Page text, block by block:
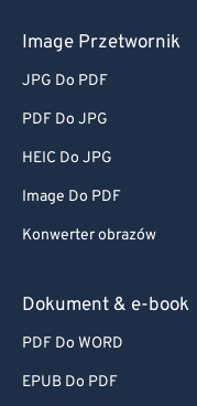
Image Przetwornik
JPG Do PDF
PDF Do JPG
HEIC Do JPG
Image Do PDF
Konwerter obrazów
Dokument & e-book
PDF Do WORD
EPUB Do PDF